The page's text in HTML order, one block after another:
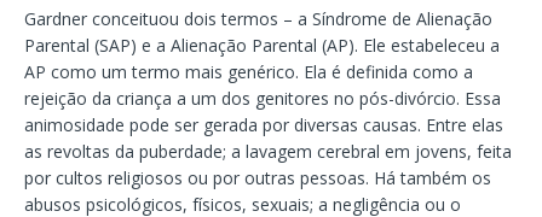
Gardner conceituou dois termos – a Síndrome de Alienação
Parental (SAP) e a Alienação Parental (AP). Ele estabeleceu a
AP como um termo mais genérico. Ela é definida como a
rejeição da criança a um dos genitores no pós-divórcio. Essa
animosidade pode ser gerada por diversas causas. Entre elas
as revoltas da puberdade; a lavagem cerebral em jovens, feita
por cultos religiosos ou por outras pessoas. Há também os
abusos psicológicos, físicos, sexuais; a negligência ou o